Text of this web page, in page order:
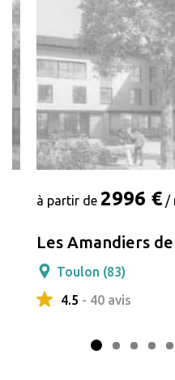
à partir de 2996 € /
Les Amandiers
Toulon (83)
4.5 - 40 avis